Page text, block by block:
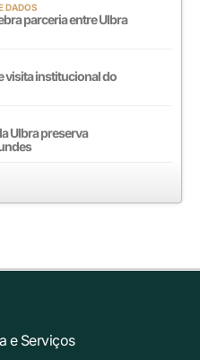
DADOS
parceria entre Ulbra
visita institucional do
Ulbra preserva
e Serviços